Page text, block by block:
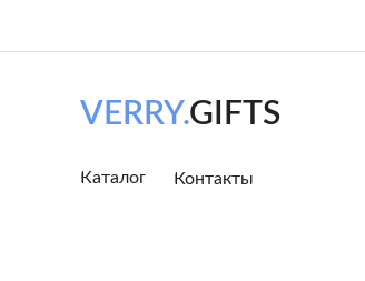
Контакты
Каталог
VERRY.GIFTS